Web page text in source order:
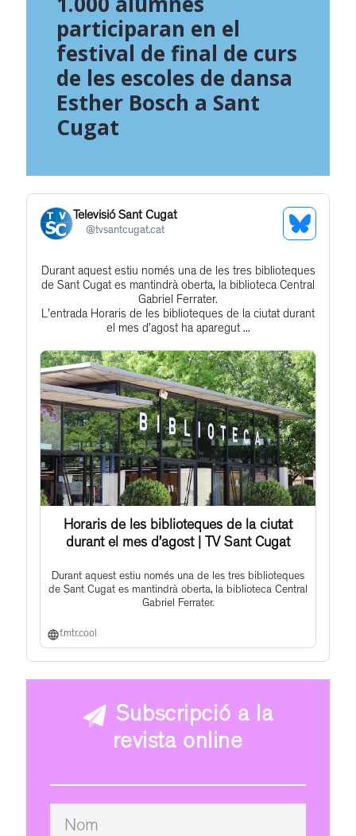
participaran en el
festival de final de curs
de les escoles de dansa
Esther Bosch a Sant
Cugat
Televisió Sant Cugat
@tvsantcugat.cat
See
Profile
Get
to
this
post
Durant aquest estiu només una de les tres biblioteques
de Sant Cugat es mantindrà oberta, la biblioteca Central
Gabriel Ferrater.
L'entrada Horaris de les biblioteques de la ciutat durant
el mes d’agost ha aparegut ...
Horaris de les biblioteques de la ciutat
durant el mes d’agost | TV Sant Cugat
Durant aquest estiu només una de les tres biblioteques
de Sant Cugat es mantindrà oberta, la biblioteca Central
Gabriel Ferrater.
f.mtr.cool
Subscripció a la
revista online